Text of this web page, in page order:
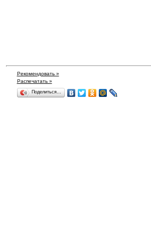
Рекомендовать »
Распечатать »
Поделиться…